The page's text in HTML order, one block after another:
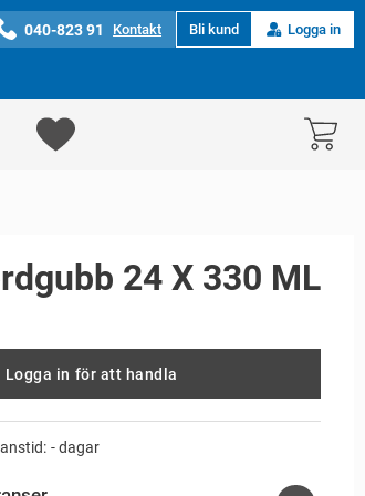
040-823 91 Kontakt Bli kund Logga in
24 X 330 ML
Logga in för att handla
- dagar